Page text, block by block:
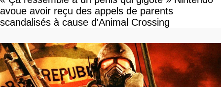
avoue avoir reçu des appels de parents
scandalisés à cause d'Animal Crossing